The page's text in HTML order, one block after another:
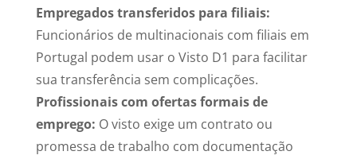
Empregados transferidos para filiais:
Funcionários de multinacionais com filiais em
Portugal podem usar o Visto D1 para facilitar
sua transferência sem complicações.
Profissionais com ofertas formais de
emprego: O visto exige um contrato ou
promessa de trabalho com documentação